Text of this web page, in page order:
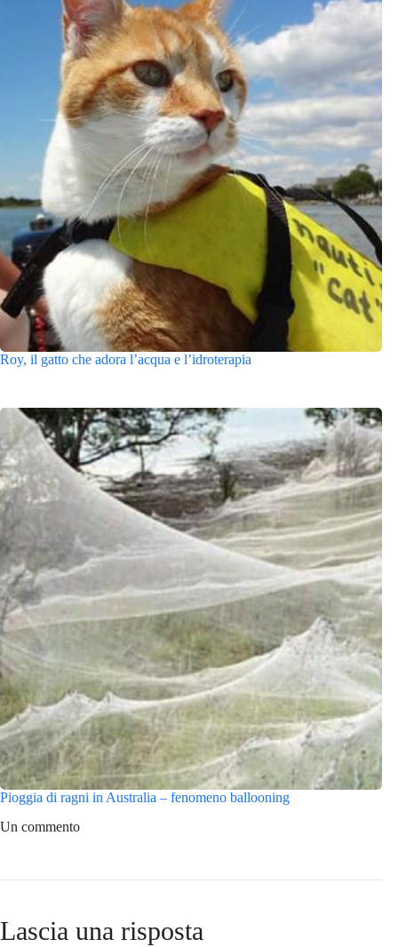
Roy, il gatto che adora l’acqua e l’idroterapia
Pioggia di ragni in Australia – fenomeno ballooning
Un commento
Lascia una risposta